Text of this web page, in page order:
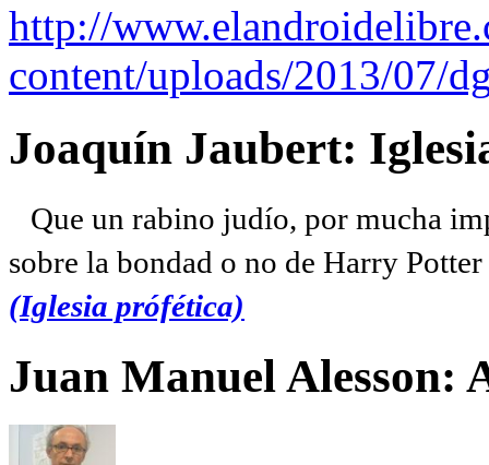
http://
content/uploads/2013/07/
Joaquín Jaubert:
Que un rabino judío, por mucha
sobre la bondad o no de Harry
(Iglesia prófética)
Juan Manuel Alesson: